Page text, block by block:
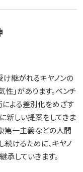
け継がれるキヤノンの
」があります。ベンチ
による差別化をめざす
新しい提案をしてきま
第一主義などの人間
けるために、キヤノ
していきます。